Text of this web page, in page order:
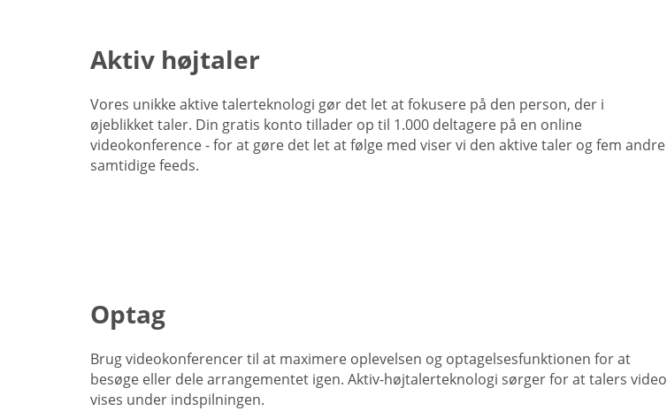
Aktiv højtaler
Vores unikke aktive talerteknologi gør det let at fokusere på den person, der i
øjeblikket taler. Din gratis konto tillader op til 1.000 deltagere på en online
videokonference - for at gøre det let at følge med viser vi den aktive taler og fem andre
samtidige feeds.
Optag
Brug videokonferencer til at maximere oplevelsen og optagelsesfunktionen for at
besøge eller dele arrangementet igen. Aktiv-højtalerteknologi sørger for at talers video
vises under indspilningen.